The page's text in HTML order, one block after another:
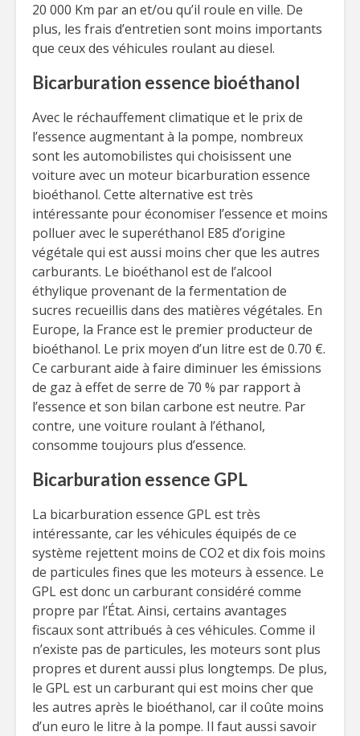
20 000 Km par an et/ou qu’il roule en ville. De
plus, les frais d’entretien sont moins importants
que ceux des véhicules roulant au diesel.
Bicarburation essence bioéthanol
Avec le réchauffement climatique et le prix de
l’essence augmentant à la pompe, nombreux
sont les automobilistes qui choisissent une
voiture avec un moteur bicarburation essence
bioéthanol. Cette alternative est très
intéressante pour économiser l’essence et moins
polluer avec le superéthanol E85 d’origine
végétale qui est aussi moins cher que les autres
carburants. Le bioéthanol est de l’alcool
éthylique provenant de la fermentation de
sucres recueillis dans des matières végétales. En
Europe, la France est le premier producteur de
bioéthanol. Le prix moyen d’un litre est de 0.70 €.
Ce carburant aide à faire diminuer les émissions
de gaz à effet de serre de 70 % par rapport à
l’essence et son bilan carbone est neutre. Par
contre, une voiture roulant à l’éthanol,
consomme toujours plus d’essence.
Bicarburation essence GPL
La bicarburation essence GPL est très
intéressante, car les véhicules équipés de ce
système rejettent moins de CO2 et dix fois moins
de particules fines que les moteurs à essence. Le
GPL est donc un carburant considéré comme
propre par l’État. Ainsi, certains avantages
fiscaux sont attribués à ces véhicules. Comme il
n’existe pas de particules, les moteurs sont plus
propres et durent aussi plus longtemps. De plus,
le GPL est un carburant qui est moins cher que
les autres après le bioéthanol, car il coûte moins
d’un euro le litre à la pompe. Il faut aussi savoir